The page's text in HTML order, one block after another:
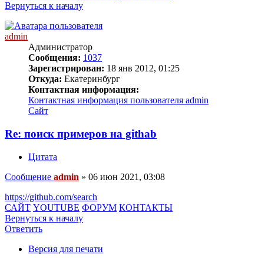
Вернуться к началу
admin
Администратор
Сообщения: 1037
Зарегистрирован: 18 янв 2012, 01:25
Откуда: Екатеринбург
Контактная информация:
Контактная информация пользователя admin
Сайт
Re: поиск примеров на githab
Цитата
Сообщение admin » 06 июн 2021, 03:08
https://github.com/search
САЙТ YOUTUBE ФОРУМ КОНТАКТЫ
Вернуться к началу
Ответить
Версия для печати